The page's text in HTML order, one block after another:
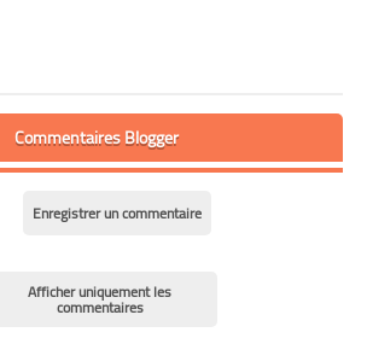
Commentaires Blogger
Enregistrer un commentaire
Afficher uniquement les
commentaires